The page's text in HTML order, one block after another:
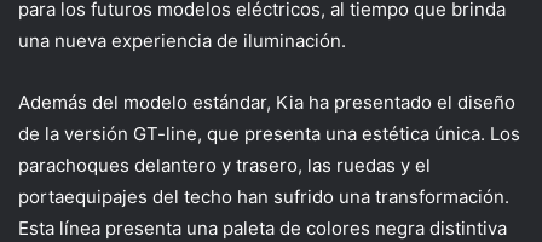
para los futuros modelos eléctricos, al tiempo que brinda
una nueva experiencia de iluminación.
Además del modelo estándar, Kia ha presentado el diseño
de la versión GT-line, que presenta una estética única. Los
parachoques delantero y trasero, las ruedas y el
portaequipajes del techo han sufrido una transformación.
Esta línea presenta una paleta de colores negra distintiva